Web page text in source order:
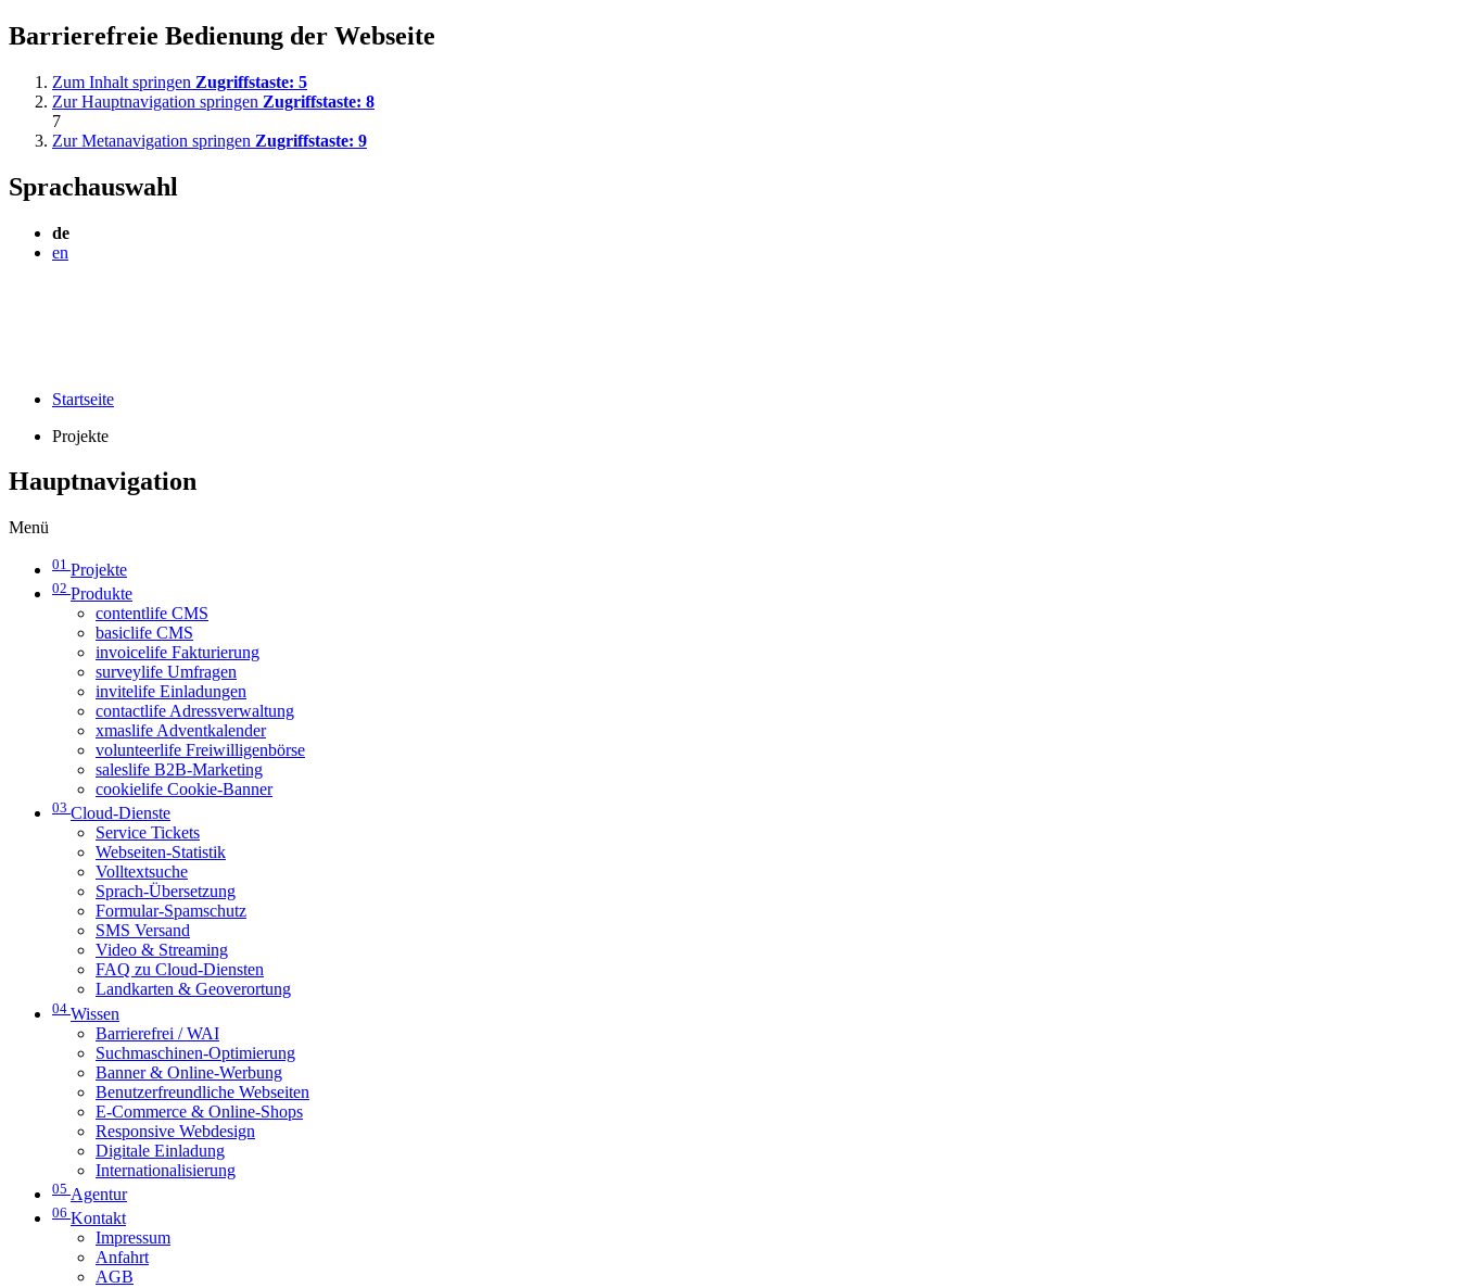
Barrierefreie Bedienung der Webseite
Zum Inhalt springen Zugriffstaste: 5
Zur Hauptnavigation springen Zugriffstaste: 8
7
Zur Metanavigation springen Zugriffstaste: 9
Sprachauswahl
de
en
Startseite
Projekte
Hauptnavigation
Menü
01 Projekte
02 Produkte
contentlife CMS
basiclife CMS
invoicelife Fakturierung
surveylife Umfragen
invitelife Einladungen
contactlife Adressverwaltung
xmaslife Adventkalender
volunteerlife Freiwilligenbörse
saleslife B2B-Marketing
cookielife Cookie-Banner
03 Cloud-Dienste
Service Tickets
Webseiten-Statistik
Volltextsuche
Sprach-Übersetzung
Formular-Spamschutz
SMS Versand
Video & Streaming
FAQ zu Cloud-Diensten
Landkarten & Geoverortung
04 Wissen
Barrierefrei / WAI
Suchmaschinen-Optimierung
Banner & Online-Werbung
Benutzerfreundliche Webseiten
E-Commerce & Online-Shops
Responsive Webdesign
Digitale Einladung
Internationalisierung
05 Agentur
06 Kontakt
Impressum
Anfahrt
AGB